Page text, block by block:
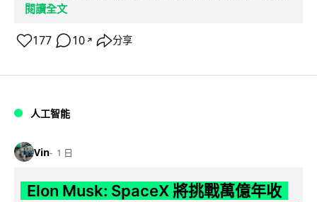
閱讀全文
177 10 ↗ 分享
人工智能
Vin 1 日
Elon Musk: SpaceX 將挑戰萬億年收